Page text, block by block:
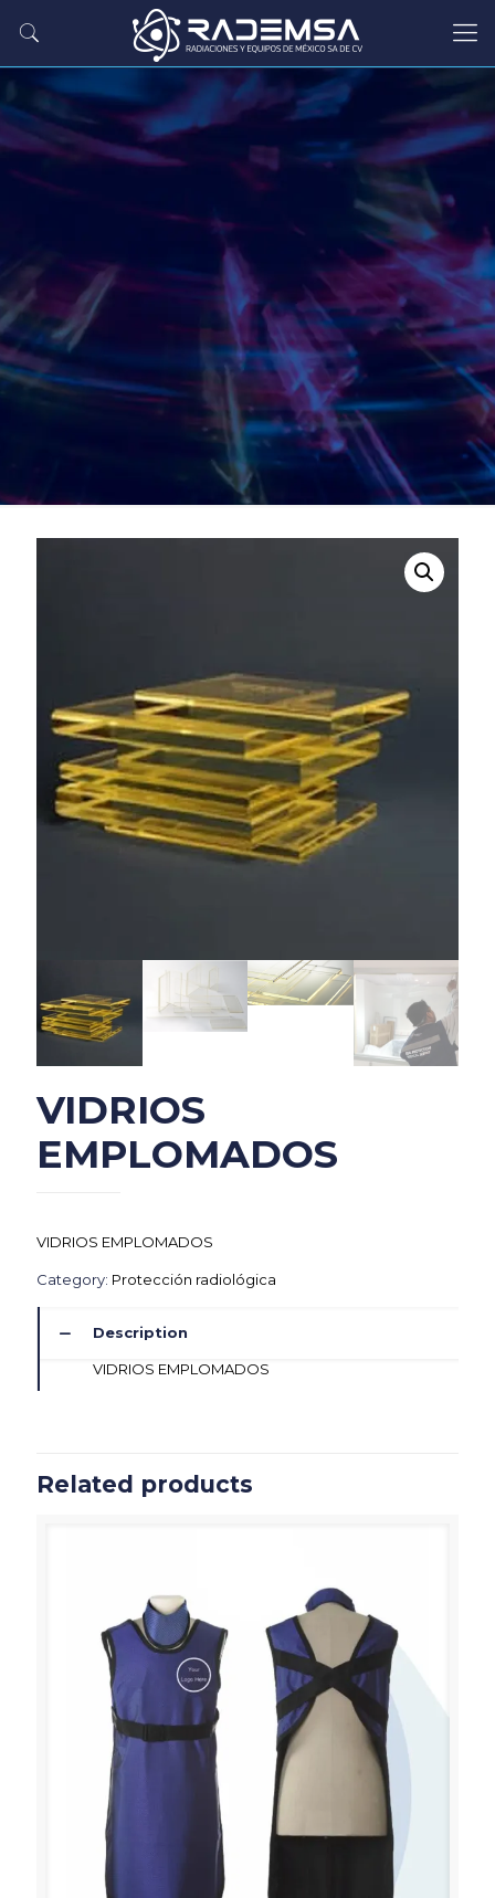
VIDRIOS
EMPLOMADOS
VIDRIOS EMPLOMADOS
Category: Protección radiológica
Description
VIDRIOS EMPLOMADOS
Related products